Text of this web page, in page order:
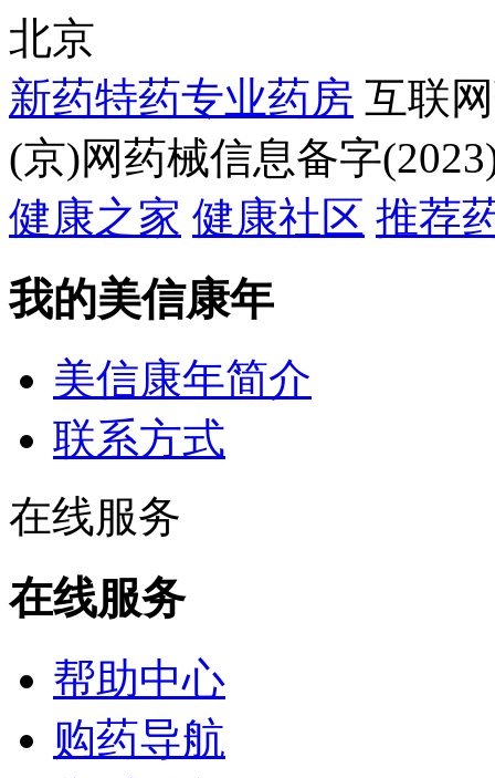
北京
新药特药专业药房 互联
(京)网药械信息备字
健康之家 健康社区 推荐
我的美信康年
美信康年简介
联系方式
在线服务
在线服务
帮助中心
购药导航